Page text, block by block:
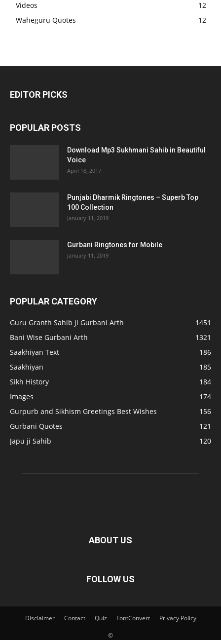
Videos
12
Waheguru Quotes
12
EDITOR PICKS
POPULAR POSTS
Download Mp3 Sukhmani Sahib in Beautiful
Voice
April 18, 2017
Punjabi Dharmik Ringtones – Superb Top
100 Collection
January 11, 2019
Gurbani Ringtones for Mobile
January 11, 2019
POPULAR CATEGORY
Guru Granth Sahib ji Gurbani Arth
1451
Bani Wise Gurbani Arth
1321
Saakhiyan Text
186
Saakhiyan
185
Sikh History
184
Images
174
Gurpurb and Sikhism Greetings Best Wishes
156
Gurbani Quotes
121
Japu ji Sahib
120
ABOUT US
FOLLOW US
Disclaimer Contact Quiz FontConvert Privacy Policy
©